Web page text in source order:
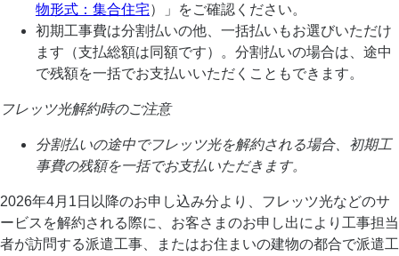
物形式：集合住宅）」をご確認ください。
初期工事費は分割払いの他、一括払いもお選びいただけ
ます（支払総額は同額です）。分割払いの場合は、途中
で残額を一括でお支払いいただくこともできます。
フレッツ光解約時のご注意
分割払いの途中でフレッツ光を解約される場合、初期工
事費の残額を一括でお支払いただきます。
2026年4月1日以降のお申し込み分より、フレッツ光などのサ
ービスを解約される際に、お客さまのお申し出により工事担当
者が訪問する派遣工事、またはお住まいの建物の都合で派遣工